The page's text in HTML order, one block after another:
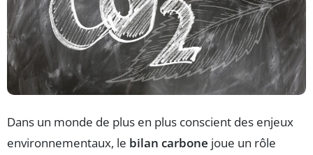
Dans un monde de plus en plus conscient des enjeux
environnementaux, le bilan carbone joue un rôle